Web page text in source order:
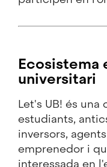
Ecosistema
universitari
Let's UB! és una
estudiants,
inversors,
emprenedor i
interessada en